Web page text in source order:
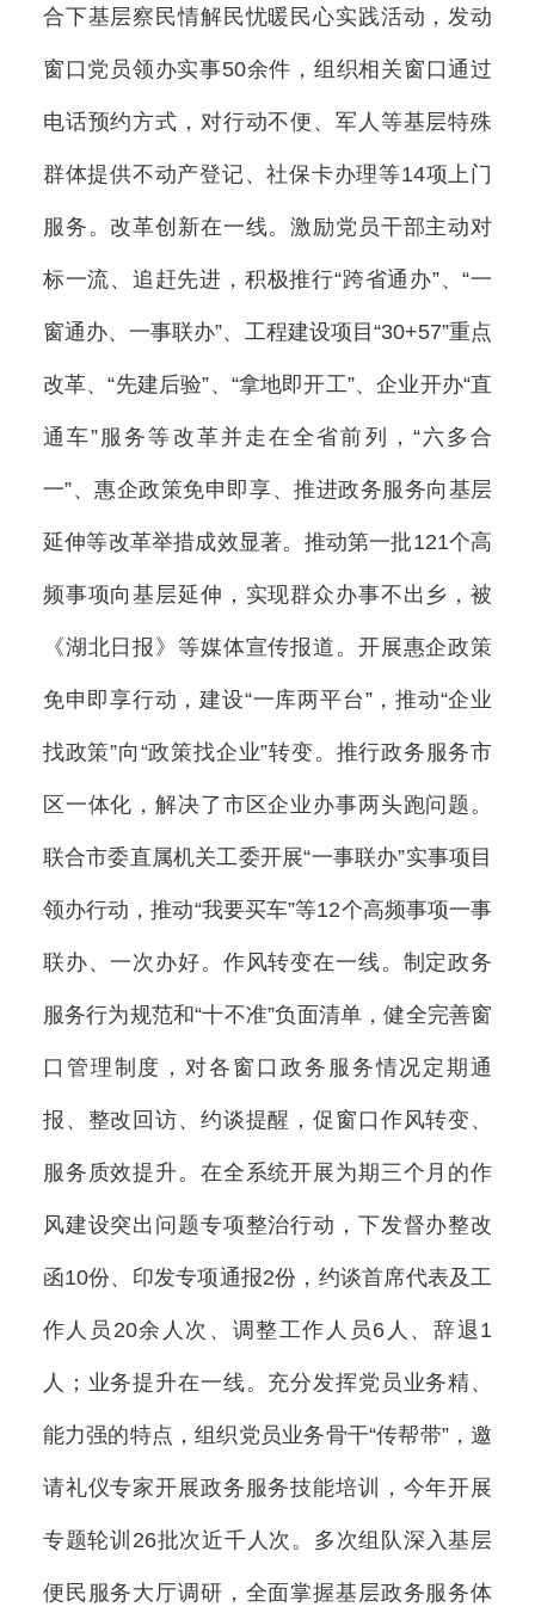
合下基层察民情解民忧暖民心实践活动，发动
窗口党员领办实事50余件，组织相关窗口通过
电话预约方式，对行动不便、军人等基层特殊
群体提供不动产登记、社保卡办理等14项上门
服务。改革创新在一线。激励党员干部主动对
标一流、追赶先进，积极推行“跨省通办”、“一
窗通办、一事联办”、工程建设项目“30+57”重点
改革、“先建后验”、“拿地即开工”、企业开办“直
通车”服务等改革并走在全省前列，“六多合
一”、惠企政策免申即享、推进政务服务向基层
延伸等改革举措成效显著。推动第一批121个高
频事项向基层延伸，实现群众办事不出乡，被
《湖北日报》等媒体宣传报道。开展惠企政策
免申即享行动，建设“一库两平台”，推动“企业
找政策”向“政策找企业”转变。推行政务服务市
区一体化，解决了市区企业办事两头跑问题。
联合市委直属机关工委开展“一事联办”实事项目
领办行动，推动“我要买车”等12个高频事项一事
联办、一次办好。作风转变在一线。制定政务
服务行为规范和“十不准”负面清单，健全完善窗
口管理制度，对各窗口政务服务情况定期通
报、整改回访、约谈提醒，促窗口作风转变、
服务质效提升。在全系统开展为期三个月的作
风建设突出问题专项整治行动，下发督办整改
函10份、印发专项通报2份，约谈首席代表及工
作人员20余人次、调整工作人员6人、辞退1
人；业务提升在一线。充分发挥党员业务精、
能力强的特点，组织党员业务骨干“传帮带”，邀
请礼仪专家开展政务服务技能培训，今年开展
专题轮训26批次近千人次。多次组队深入基层
便民服务大厅调研，全面掌握基层政务服务体